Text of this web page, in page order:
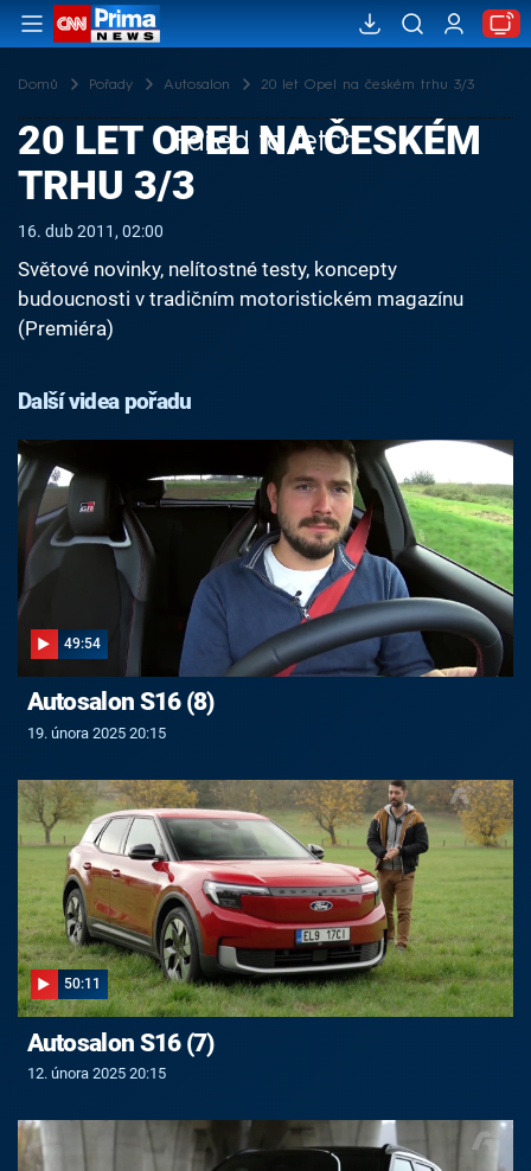
Domů Pořady Autosalon 20 let Opel na českém trhu 3/3
Failed to fetch
20 LET OPEL NA ČESKÉM
TRHU 3/3
16. dub 2011, 02:00
Světové novinky, nelítostné testy, koncepty
budoucnosti v tradičním motoristickém magazínu
(Premiéra)
Další videa pořadu
49:54
Autosalon S16 (8)
19. února 2025 20:15
50:11
Autosalon S16 (7)
12. února 2025 20:15